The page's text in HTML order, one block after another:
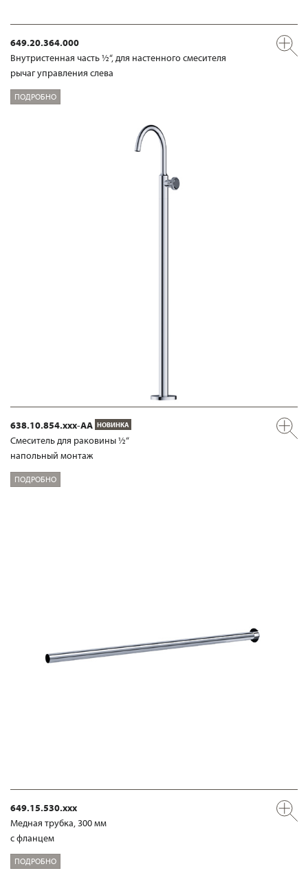
649.20.364.000
Внутристенная часть ½“, для настенного смесителя
рычаг управления слева
ПОДРОБНО
638.10.854.xxx-AA НОВИНКА
Смеситель для раковины ½“
напольный монтаж
ПОДРОБНО
649.15.530.xxx
Медная трубка, 300 мм
с фланцем
ПОДРОБНО